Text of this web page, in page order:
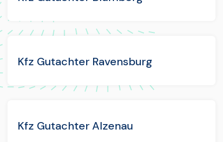
Kfz Gutachter Ravensburg
Kfz Gutachter Alzenau